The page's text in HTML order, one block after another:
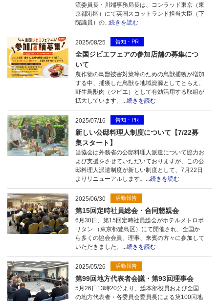
流委員長・川端事務局長は、コンラッド東京（東
京都港区）にて英国スコットランド担当大臣（下
院議員）の...続きを読む
2025/08/25 告知・PR
全国ジビエフェアの参加店舗の募集につ
いて
農作物の鳥獣被害対策等のための鳥獣捕獲が増加
する中、捕獲した鳥獣を地域資源としてとらえ、
野生鳥獣肉（ジビエ）として有効活用する取組が
拡大しています。...続きを読む
2025/07/16 告知・PR
新しい公邸料理人制度について【7/22募
集スタート】
当協会は外務省の公邸料理人派遣について協力お
よび支援をさせていただいておりますが、この公
邸料理人派遣制度が新しい制度として、7月22日
よりリニューアルします。...続きを読む
2025/06/30 活動報告
第15回定時社員総会・合同懇親会
6月30日、第15回定時社員総会がホテルメトロポ
リタン （東京都豊島区）にて開催され、全国か
ら多くの協会会員、理事、来賓の方々に参加して
いただきました。...続きを読む
2025/05/26 活動報告
第99回地方代表者会議・第93回理事会
5月26日13時20分より、総本部役員および全国
の地方代表者・各委員会委員長による第100回地